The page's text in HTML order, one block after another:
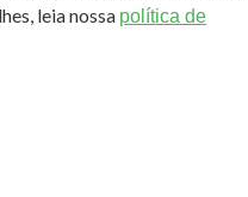
leia nossa política de